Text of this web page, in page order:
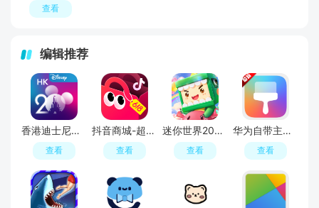
查看
编辑推荐
香港迪士尼乐园官方app
查看
抖音商城-超值好物省心购
查看
迷你世界2026最新版
查看
华为自带主题商店
查看